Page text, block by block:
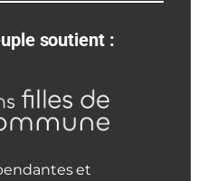
soutient :
et